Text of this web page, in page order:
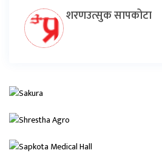
शरणउत्सुक सापकोटा